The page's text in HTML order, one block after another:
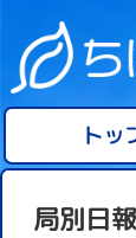
トッ
局別日報